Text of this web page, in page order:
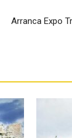
Arranca Expo